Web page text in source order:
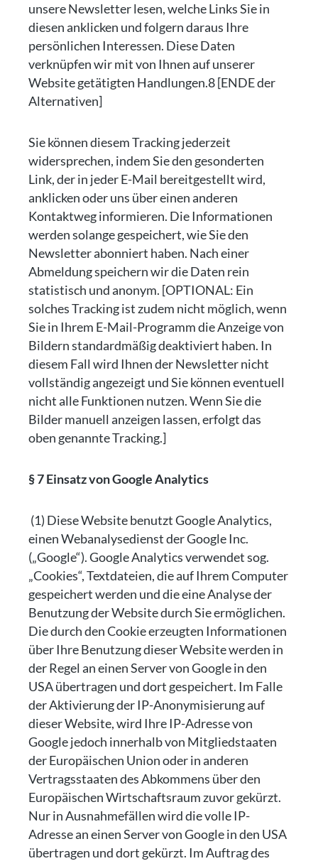
unsere Newsletter lesen, welche Links Sie in
diesen anklicken und folgern daraus Ihre
persönlichen Interessen. Diese Daten
verknüpfen wir mit von Ihnen auf unserer
Website getätigten Handlungen.8 [ENDE der
Alternativen]
Sie können diesem Tracking jederzeit
widersprechen, indem Sie den gesonderten
Link, der in jeder E-Mail bereitgestellt wird,
anklicken oder uns über einen anderen
Kontaktweg informieren. Die Informationen
werden solange gespeichert, wie Sie den
Newsletter abonniert haben. Nach einer
Abmeldung speichern wir die Daten rein
statistisch und anonym. [OPTIONAL: Ein
solches Tracking ist zudem nicht möglich, wenn
Sie in Ihrem E-Mail-Programm die Anzeige von
Bildern standardmäßig deaktiviert haben. In
diesem Fall wird Ihnen der Newsletter nicht
vollständig angezeigt und Sie können eventuell
nicht alle Funktionen nutzen. Wenn Sie die
Bilder manuell anzeigen lassen, erfolgt das
oben genannte Tracking.]
§ 7 Einsatz von Google Analytics
(1) Diese Website benutzt Google Analytics,
einen Webanalysedienst der Google Inc.
(„Google“). Google Analytics verwendet sog.
„Cookies“, Textdateien, die auf Ihrem Computer
gespeichert werden und die eine Analyse der
Benutzung der Website durch Sie ermöglichen.
Die durch den Cookie erzeugten Informationen
über Ihre Benutzung dieser Website werden in
der Regel an einen Server von Google in den
USA übertragen und dort gespeichert. Im Falle
der Aktivierung der IP-Anonymisierung auf
dieser Website, wird Ihre IP-Adresse von
Google jedoch innerhalb von Mitgliedstaaten
der Europäischen Union oder in anderen
Vertragsstaaten des Abkommens über den
Europäischen Wirtschaftsraum zuvor gekürzt.
Nur in Ausnahmefällen wird die volle IP-
Adresse an einen Server von Google in den USA
übertragen und dort gekürzt. Im Auftrag des